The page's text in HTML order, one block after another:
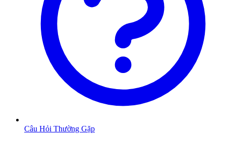
Câu Hỏi Thường Gặp